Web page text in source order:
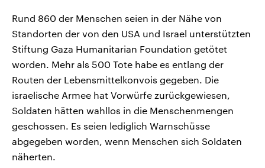
Rund 860 der Menschen seien in der Nähe von
Standorten der von den USA und Israel unterstützten
Stiftung Gaza Humanitarian Foundation getötet
worden. Mehr als 500 Tote habe es entlang der
Routen der Lebensmittelkonvois gegeben. Die
israelische Armee hat Vorwürfe zurückgewiesen,
Soldaten hätten wahllos in die Menschenmengen
geschossen. Es seien lediglich Warnschüsse
abgegeben worden, wenn Menschen sich Soldaten
näherten.